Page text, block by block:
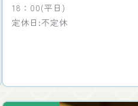
18：00(平日)
定休日:不定休